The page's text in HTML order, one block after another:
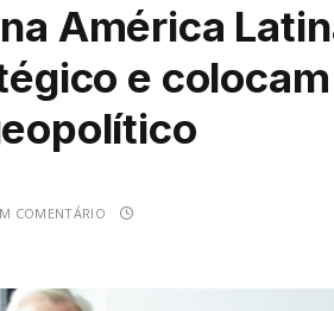
América
e
COMENTÁRIO